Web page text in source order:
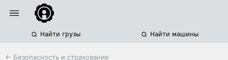
Найти грузы Найти машины
← Безопасность и страхование